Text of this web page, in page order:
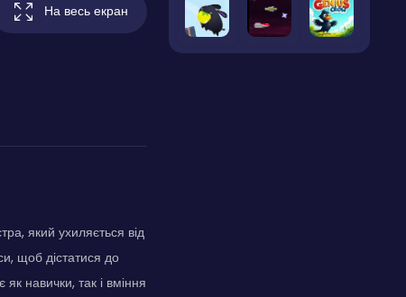
На весь екран
який ухиляється від
щоб дістатися до
навички, так і вміння